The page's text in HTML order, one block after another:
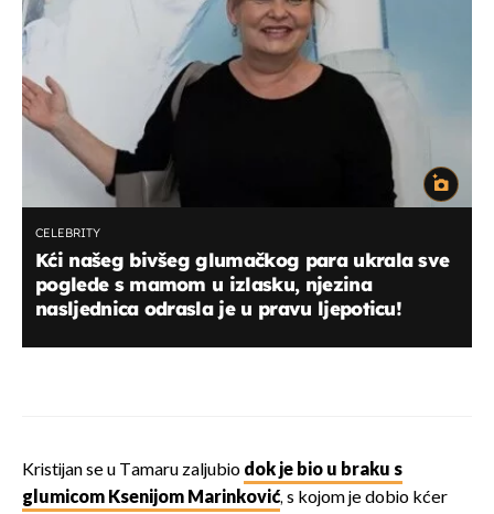
CELEBRITY
Kći našeg bivšeg glumačkog para ukrala sve
poglede s mamom u izlasku, njezina
nasljednica odrasla je u pravu ljepoticu!
Kristijan se u Tamaru zaljubio dok je bio u braku s
glumicom Ksenijom Marinković, s kojom je dobio kćer